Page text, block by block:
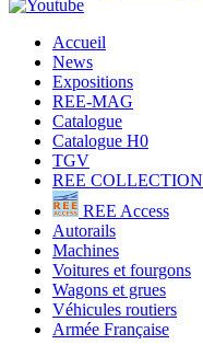
Accueil
News
Expositions
REE-MAG
Catalogue
Catalogue H0
TGV
REE COLLECTION
REE Access
Autorails
Machines
Voitures et fourgons
Wagons et grues
Véhicules routiers
Armée Française